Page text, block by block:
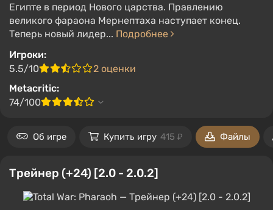
Египте в период Нового царства. Правлению
великого фараона Мернептаха наступает конец.
Теперь новый лидер... Подробнее
Игроки:
5.5/10
2 оценки
Metacritic:
74/100
Об игре Купить игру 415 ₽ Файлы
Трейнер (+24) [2.0 - 2.0.2]